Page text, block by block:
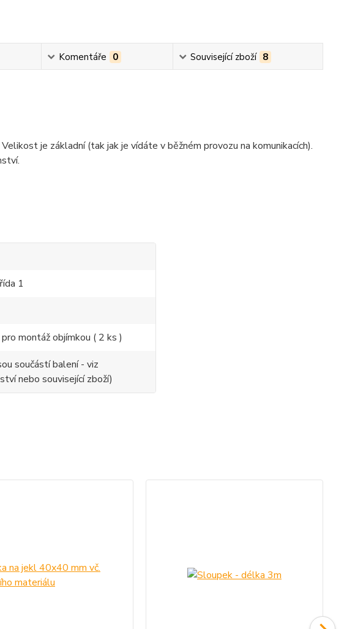
Komentáře 0 Související zboží 8
je základní (tak jak je vídáte v běžném provozu na komunikacích).
1
montáž objímkou ( 2 ks )
součástí balení - viz
nebo související zboží)